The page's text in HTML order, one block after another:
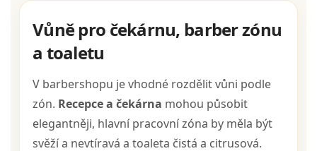
Vůně pro čekárnu, barber zónu
a toaletu
V barbershopu je vhodné rozdělit vůni podle
zón. Recepce a čekárna mohou působit
elegantněji, hlavní pracovní zóna by měla být
svěží a nevtíravá a toaleta čistá a citrusová.